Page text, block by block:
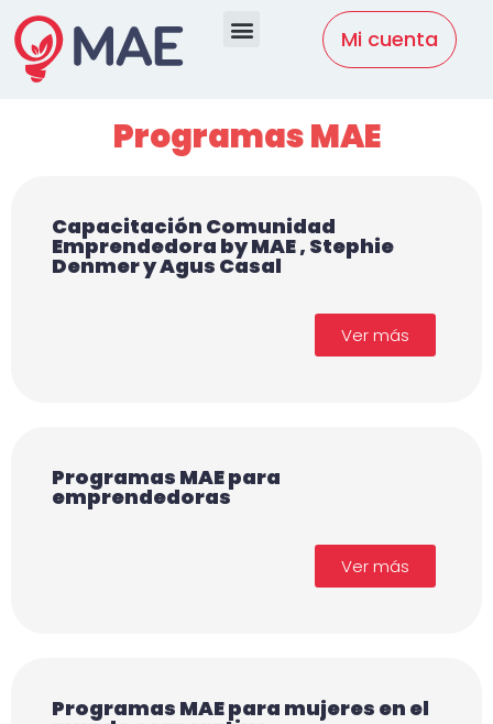
Mi cuenta
Programas MAE
Capacitación Comunidad
Emprendedora by MAE , Stephie
Denmer y Agus Casal
Ver más
Programas MAE para
emprendedoras​
Ver más
Programas MAE para mujeres en el